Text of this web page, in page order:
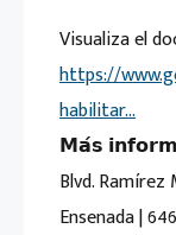
Visualiza el
https://
habilitar…
𝗠𝗮́𝘀
Blvd. Ramírez
Ensenada |